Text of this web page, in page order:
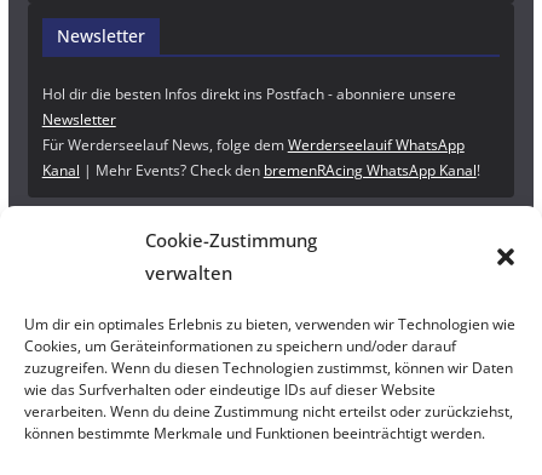
Cookie-Zustimmung
verwalten
Um dir ein optimales Erlebnis zu bieten, verwenden wir Technologien wie
Cookies, um Geräteinformationen zu speichern und/oder darauf
zuzugreifen. Wenn du diesen Technologien zustimmst, können wir Daten
wie das Surfverhalten oder eindeutige IDs auf dieser Website
verarbeiten. Wenn du deine Zustimmung nicht erteilst oder zurückziehst,
können bestimmte Merkmale und Funktionen beeinträchtigt werden.
Newsletter
Hol dir die besten Infos direkt ins Postfach - abonniere unsere
Newsletter
Für Werderseelauf News, folge demWerderseelauif WhatsApp
Kanal | Mehr Events? Check den bremenRAcing WhatsApp Kanal!